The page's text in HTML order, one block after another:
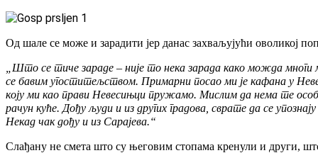
Од шале се може и зарадити јер данас захваљујући оволикој
„Што се тиче зараде – није то нека зарада како можда
се бавим угоститељством. Примарни посао ми је кафана у
коју ми као прави Невесињци пружамо. Мислим да нема те особе
рачун куће. Дођу људи и из других градова, сврате да се
Некад чак дођу и из Сарајева.“
Слађану не смета што су његовим стопама кренули и други,